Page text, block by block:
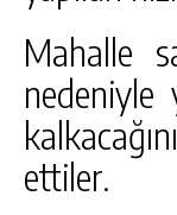
Mahalle
nedeniyle
ettiler.